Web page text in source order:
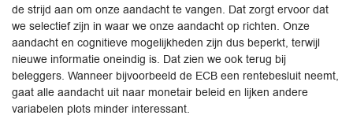
de strijd aan om onze aandacht te vangen. Dat zorgt ervoor dat
we selectief zijn in waar we onze aandacht op richten. Onze
aandacht en cognitieve mogelijkheden zijn dus beperkt, terwijl
nieuwe informatie oneindig is. Dat zien we ook terug bij
beleggers. Wanneer bijvoorbeeld de ECB een rentebesluit neemt,
gaat alle aandacht uit naar monetair beleid en lijken andere
variabelen plots minder interessant.